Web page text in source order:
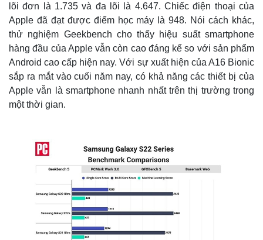
lõi đơn là 1.735 và đa lõi là 4.647. Chiếc điện thoại của
Apple đã đạt được điểm học máy là 948. Nói cách khác,
thử nghiệm Geekbench cho thấy hiệu suất smartphone
hàng đầu của Apple vẫn còn cao đáng kể so với sản phẩm
Android cao cấp hiện nay. Với sự xuất hiện của A16 Bionic
sắp ra mắt vào cuối năm nay, có khả năng các thiết bị của
Apple vẫn là smartphone nhanh nhất trên thị trường trong
một thời gian.